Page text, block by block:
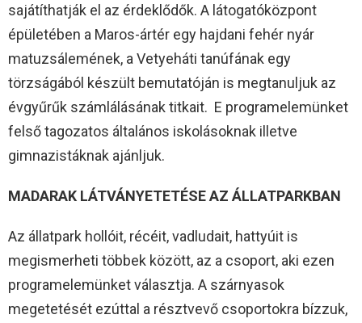
sajátíthatják el az érdeklődők. A látogatóközpont
épületében a Maros-ártér egy hajdani fehér nyár
matuzsálemének, a Vetyeháti tanúfának egy
törzságából készült bemutatóján is megtanuljuk az
évgyűrűk számlálásának titkait. E programelemünket
felső tagozatos általános iskolásoknak illetve
gimnazistáknak ajánljuk.
MADARAK LÁTVÁNYETETÉSE AZ ÁLLATPARKBAN
Az állatpark hollóit, récéit, vadludait, hattyúit is
megismerheti többek között, az a csoport, aki ezen
programelemünket választja. A szárnyasok
megetetését ezúttal a résztvevő csoportokra bízzuk,